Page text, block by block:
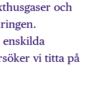
och
vi titta på